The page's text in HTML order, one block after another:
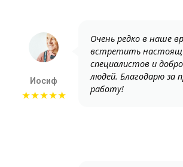
Очень редко в наше
встретить
специалистов и
людей. Благодарю за
работу!
Иосиф
★★★★★